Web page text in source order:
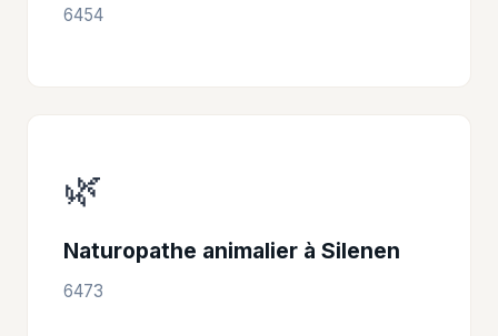
6454
🌿
Naturopathe animalier à Silenen
6473